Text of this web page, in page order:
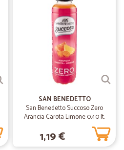
21/02/2020
16/12/2019
20/12/2019
SAN BENEDETTO
San Benedetto Succoso Zero
Arancia Carota Limone 0,40 lt.
1,19 €